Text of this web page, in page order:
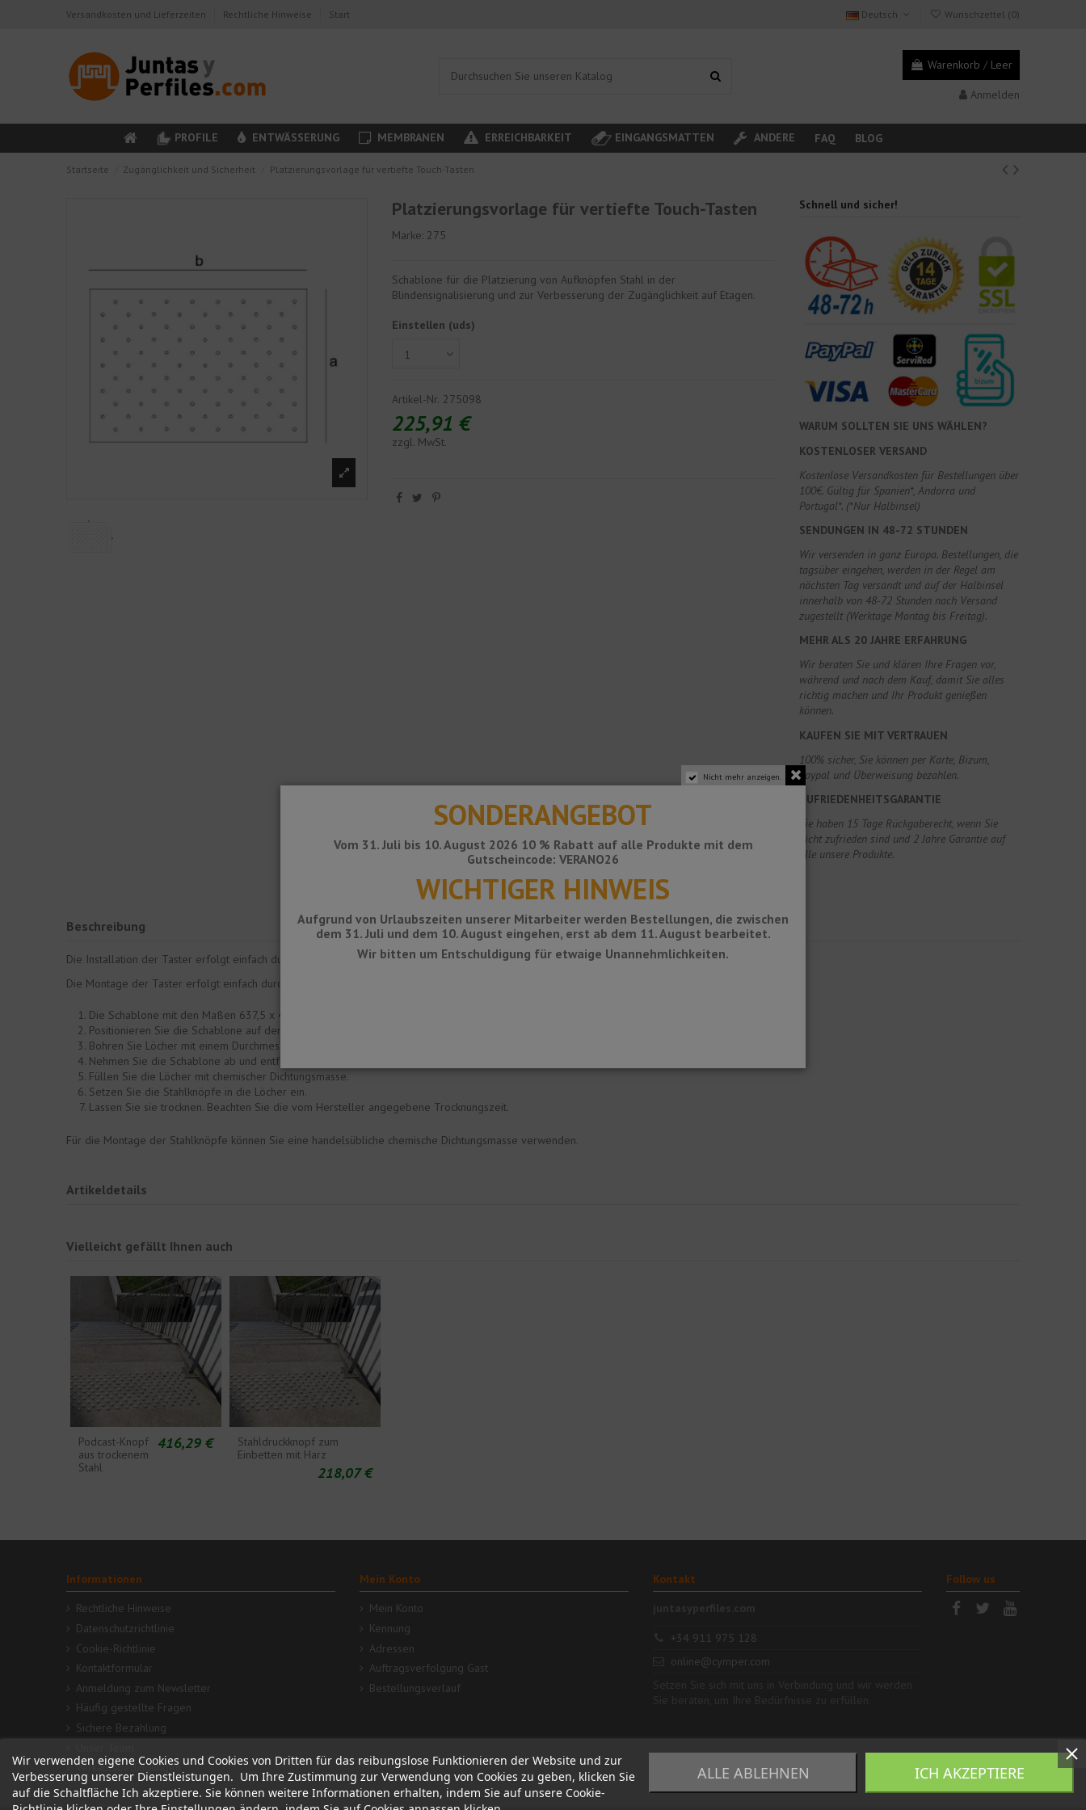
Versandkosten und Lieferzeiten Rechtliche Hinweise Start Deutsch Wunschzettel (0)
Warenkorb / Leer
Anmelden
PROFILE ENTWÄSSERUNG MEMBRANEN ERREICHBARKEIT EINGANGSMATTEN ANDERE FAQ BLOG
Startseite Zugänglichkeit und Sicherheit Platzierungsvorlage für vertiefte Touch-Tasten
Platzierungsvorlage für vertiefte Touch-Tasten
Marke: 275
Schablone für die Platzierung von Aufknöpfen Stahl in der
Blindensignalisierung und zur Verbesserung der Zugänglichkeit auf Etagen.
Einstellen (uds)
Artikel-Nr. 275098
225,91 €
zzgl. MwSt.
Schnell und sicher!
WARUM SOLLTEN SIE UNS WÄHLEN?
KOSTENLOSER VERSAND
Kostenlose Versandkosten für Bestellungen über
100€. Gültig für Spanien*, Andorra und
Portugal*. (*Nur Halbinsel)
SENDUNGEN IN 48-72 STUNDEN
Wir versenden in ganz Europa. Bestellungen, die
tagsüber eingehen, werden in der Regel am
nächsten Tag versandt und auf der Halbinsel
innerhalb von 48-72 Stunden nach Versand
zugestellt (Werktage Montag bis Freitag).
MEHR ALS 20 JAHRE ERFAHRUNG
Wir beraten Sie und klären Ihre Fragen vor,
während und nach dem Kauf, damit Sie alles
richtig machen und Ihr Produkt genießen
können.
KAUFEN SIE MIT VERTRAUEN
100% sicher, Sie können per Karte, Bizum,
Paypal und Überweisung bezahlen.
ZUFRIEDENHEITSGARANTIE
Sie haben 15 Tage Rückgaberecht, wenn Sie
nicht zufrieden sind und 2 Jahre Garantie auf
alle unsere Produkte.
Beschreibung
Die Installation der Taster erfolgt einfach durch Bohren von Löchern. Die optionale, aber empfohlene Installationsvorlage ist als Option erhältlich.
Die Montage der Taster erfolgt einfach durch die Verwendung von Klebstoffen. Die Montageschablone ist als Option erhältlich, wird aber empfohlen.
Die Schablone mit den Maßen 637,5 x 450 mm ist für die Montage von 88 Tastern ausgelegt.
Positionieren Sie die Schablone auf dem Boden und stellen Sie sicher, dass sie korrekt befestigt ist und sich in der optimalen Position befindet.
Bohren Sie Löcher mit einem Durchmesser von 10 mm, die mit der Mitte aller Löcher in der Montageschablone übereinstimmen.
Nehmen Sie die Schablone ab und entfernen Sie die Bohrreste durch Absaugen.
Füllen Sie die Löcher mit chemischer Dichtungsmasse.
Setzen Sie die Stahlknöpfe in die Löcher ein.
Lassen Sie sie trocknen. Beachten Sie die vom Hersteller angegebene Trocknungszeit.
Für die Montage der Stahlknöpfe können Sie eine handelsübliche chemische Dichtungsmasse verwenden.
Artikeldetails
Vielleicht gefällt Ihnen auch
Podcast-Knopf
aus trockenem
Stahl
416,29 €
Stahldruckknopf zum
Einbetten mit Harz
218,07 €
Wir verwenden eigene Cookies und Cookies von Dritten für das reibungslose Funktionieren der Website und zur
Verbesserung unserer Dienstleistungen. Um Ihre Zustimmung zur Verwendung von Cookies zu geben, klicken Sie
auf die Schaltfläche Ich akzeptiere. Sie können weitere Informationen erhalten, indem Sie auf unsere Cookie-
ALLE ABLEHNEN ICH AKZEPTIERE
Informationen
Rechtliche Hinweise
Datenschutzrichtlinie
Cookie-Richtlinie
Kontaktformular
Anmeldung zum Newsletter
Häufig gestellte Fragen
Sichere Bezahlung
Verkaufsbedingungen
Mein Konto
Mein Konto
Kennung
Adressen
Auftragsverfolgung Gast
Bestellungsverlauf
Kontakt
+34 911 975 128
online@cymper.com
Follow us
Nicht mehr anzeigen.
SONDERANGEBOT
Vom 31. Juli bis 10. August 2026 10 % Rabatt auf alle Produkte mit dem
Gutscheincode: VERANO26
WICHTIGER HINWEIS
Aufgrund von Urlaubszeiten unserer Mitarbeiter werden Bestellungen, die zwischen
dem 31. Juli und dem 10. August eingehen, erst ab dem 11. August bearbeitet.
Wir bitten um Entschuldigung für etwaige Unannehmlichkeiten.